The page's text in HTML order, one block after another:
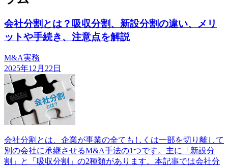
会社分割とは？吸収分割、新設分割の違い、メリ
ットや手続き、注意点を解説
M&A実務
2025年12月22日
会社分割とは、企業が事業の全てもしくは一部を切り離して
別の会社に承継させるM&A手法の1つです。主に「新設分
割」と「吸収分割」の2種類があります。本記事では会社分